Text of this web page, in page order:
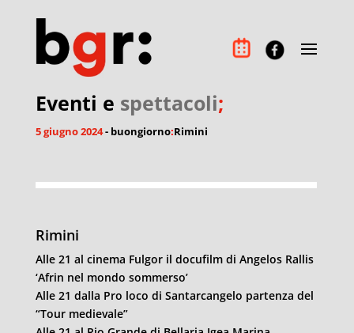
Eventi e spettacoli;
5 giugno 2024- buongiorno:Rimini
Rimini
Alle 21 al cinema Fulgor il docufilm di Angelos Rallis
‘Afrin nel mondo sommerso’
Alle 21 dalla Pro loco di Santarcangelo partenza del
“Tour medievale”